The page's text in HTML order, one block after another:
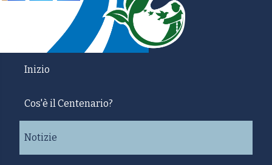
Inizio
Cos'è il Centenario?
Notizie